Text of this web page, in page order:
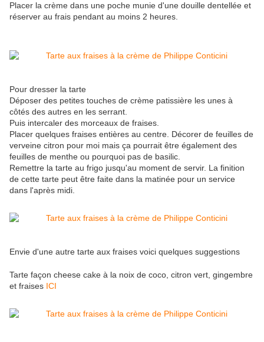
Placer la crème dans une poche munie d'une douille dentellée et
réserver au frais pendant au moins 2 heures.
Pour dresser la tarte
Déposer des petites touches de crème patissière les unes à
côtés des autres en les serrant.
Puis intercaler des morceaux de fraises.
Placer quelques fraises entières au centre. Décorer de feuilles de
verveine citron pour moi mais ça pourrait être également des
feuilles de menthe ou pourquoi pas de basilic.
Remettre la tarte au frigo jusqu'au moment de servir. La finition
de cette tarte peut être faite dans la matinée pour un service
dans l'après midi.
Envie d'une autre tarte aux fraises voici quelques suggestions
Tarte façon cheese cake à la noix de coco, citron vert, gingembre
et fraises ICI